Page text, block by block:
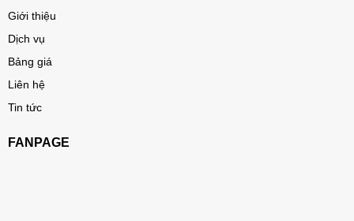
Giới thiệu
Dịch vụ
Bảng giá
Liên hệ
Tin tức
FANPAGE